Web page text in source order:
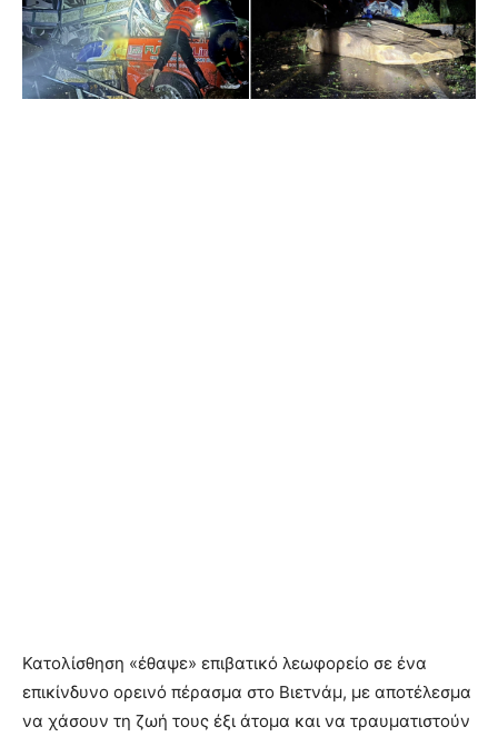
Κατολίσθηση «έθαψε» επιβατικό λεωφορείο σε ένα
επικίνδυνο ορεινό πέρασμα στο Βιετνάμ, με αποτέλεσμα
να χάσουν τη ζωή τους έξι άτομα και να τραυματιστούν